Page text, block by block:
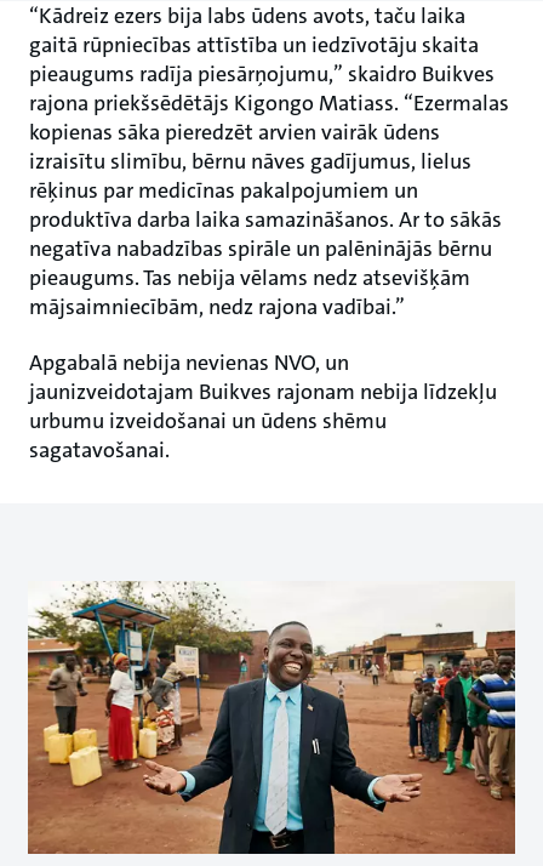
“Kādreiz ezers bija labs ūdens avots, taču laika
gaitā rūpniecības attīstība un iedzīvotāju skaita
pieaugums radīja piesārņojumu,” skaidro Buikves
rajona priekšsēdētājs Kigongo Matiass. “Ezermalas
kopienas sāka pieredzēt arvien vairāk ūdens
izraisītu slimību, bērnu nāves gadījumus, lielus
rēķinus par medicīnas pakalpojumiem un
produktīva darba laika samazināšanos. Ar to sākās
negatīva nabadzības spirāle un palēninājās bērnu
pieaugums. Tas nebija vēlams nedz atsevišķām
mājsaimniecībām, nedz rajona vadībai.”
Apgabalā nebija nevienas NVO, un
jaunizveidotajam Buikves rajonam nebija līdzekļu
urbumu izveidošanai un ūdens shēmu
sagatavošanai.